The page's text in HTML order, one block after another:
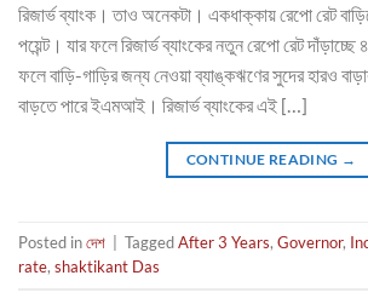
রিজার্ভ ব্যাংক। তাও অনেকটা। একধাক্কায় রেপো রেট
পয়েন্ট। যার ফলে রিজার্ভ ব্যাংকের নতুন রেপো রেট
ফলে বাড়ি-গাড়ির জন্য নেওয়া ব্যাঙ্কঋণের সুদের হারও
বাড়তে পারে ইএমআই। রিজার্ভ ব্যাংকের এই […]
CONTINUE READING →
Posted inদেশ TaggedAfter 3 Years, Governor,
rate, shaktikant Das